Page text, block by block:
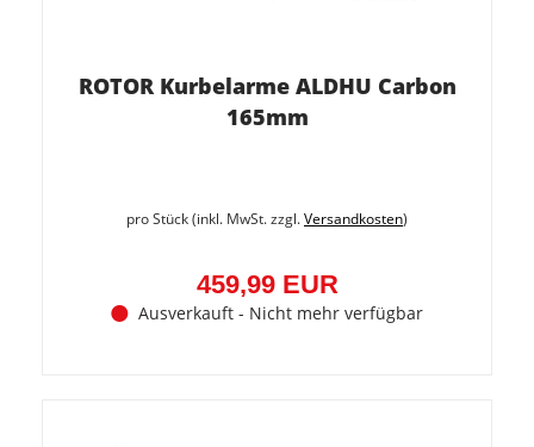
ROTOR Kurbelarme ALDHU Carbon
165mm
pro Stück (inkl. MwSt. zzgl.Versandkosten)
459,99 EUR
Ausverkauft - Nicht mehr verfügbar